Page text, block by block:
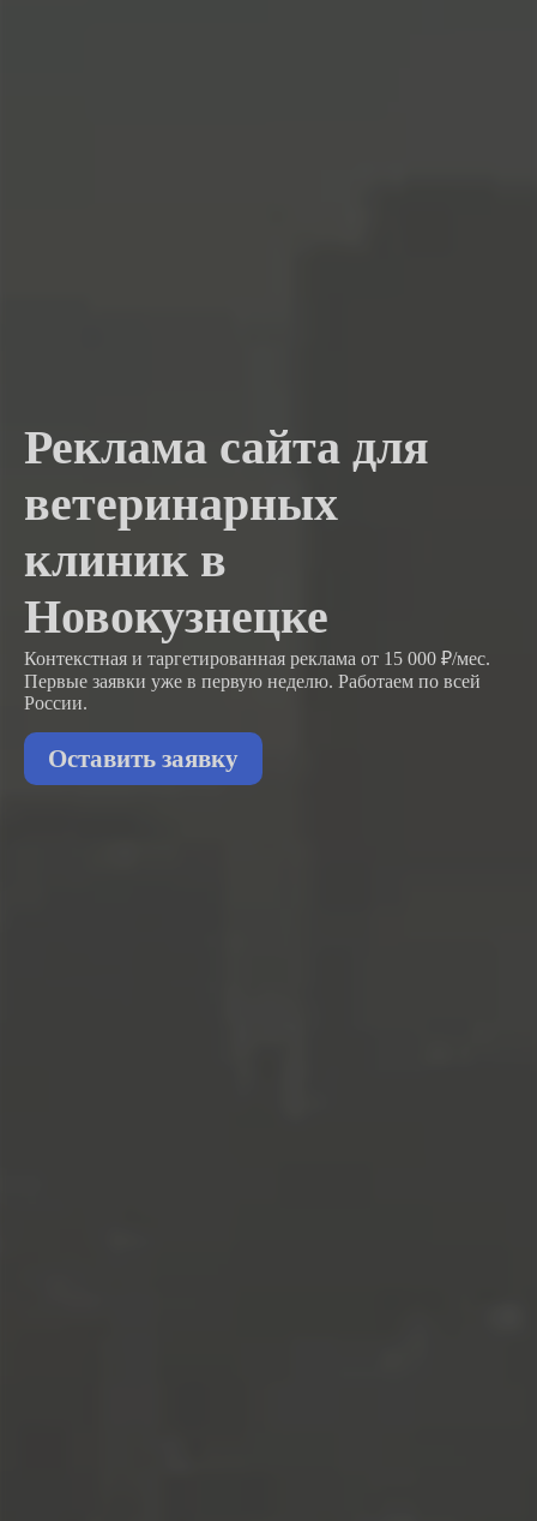
Реклама сайта для
ветеринарных
клиник в
Новокузнецке
Контекстная и таргетированная реклама от 15 000 ₽/мес.
Первые заявки уже в первую неделю. Работаем по всей
России.
Оставить заявку